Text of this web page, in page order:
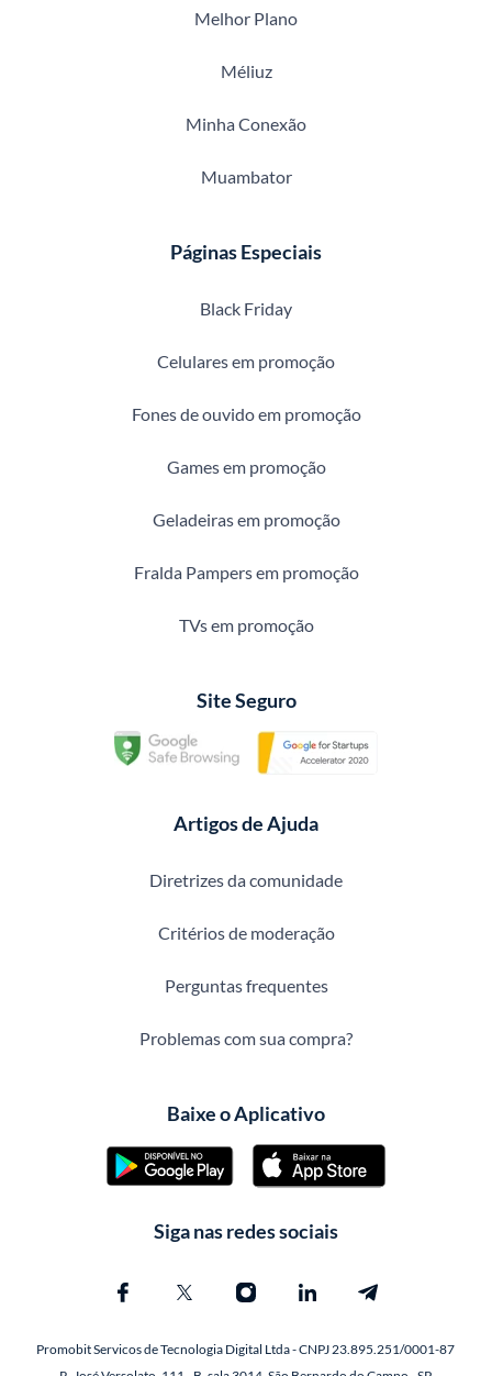
Melhor Plano
Méliuz
Minha Conexão
Muambator
Páginas Especiais
Black Friday
Celulares em promoção
Fones de ouvido em promoção
Games em promoção
Geladeiras em promoção
Fralda Pampers em promoção
TVs em promoção
Site Seguro
Artigos de Ajuda
Diretrizes da comunidade
Critérios de moderação
Perguntas frequentes
Problemas com sua compra?
Baixe o Aplicativo
Siga nas redes sociais
Promobit Servicos de Tecnologia Digital Ltda - CNPJ 23.895.251/0001-87